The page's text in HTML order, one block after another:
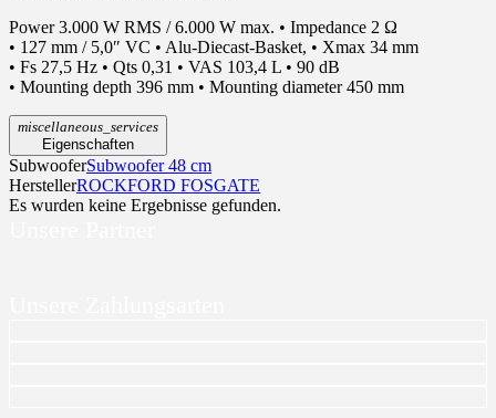
Power 3.000 W RMS / 6.000 W max. • Impedance 2 Ω
• 127 mm / 5,0″ VC • Alu-Diecast-Basket, • Xmax 34 mm
• Fs 27,5 Hz • Qts 0,31 • VAS 103,4 L • 90 dB
• Mounting depth 396 mm • Mounting diameter 450 mm
miscellaneous_services
Eigenschaften
SubwooferSubwoofer 48 cm
HerstellerROCKFORD FOSGATE
Es wurden keine Ergebnisse gefunden.